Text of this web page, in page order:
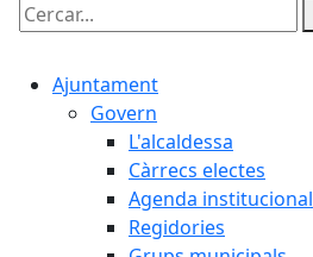
Cercar:
Ajuntament
Govern
L'alcaldessa
Càrrecs electes
Agenda institucional
Regidories